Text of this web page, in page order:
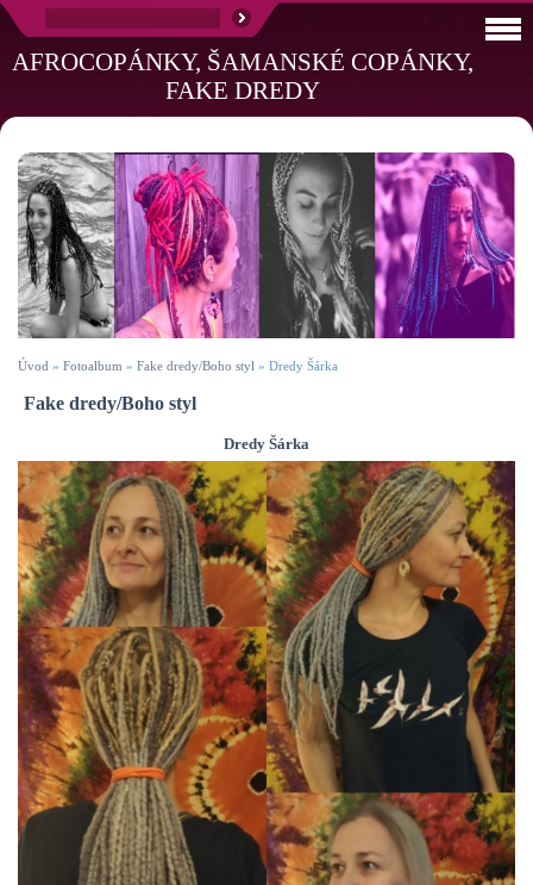
AFROCOPÁNKY, ŠAMANSKÉ COPÁNKY,
FAKE DREDY
Úvod » Fotoalbum » Fake dredy/Boho styl » Dredy Šárka
Fake dredy/Boho styl
Dredy Šárka